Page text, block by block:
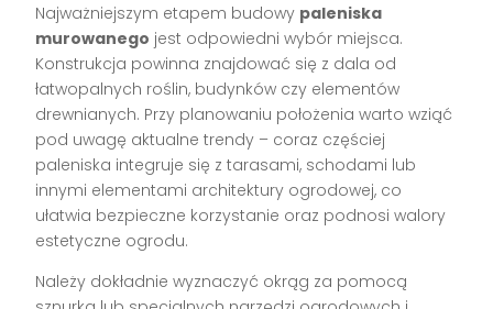
Najważniejszym etapem budowy paleniska
murowanego jest odpowiedni wybór miejsca.
Konstrukcja powinna znajdować się z dala od
łatwopalnych roślin, budynków czy elementów
drewnianych. Przy planowaniu położenia warto wziąć
pod uwagę aktualne trendy – coraz częściej
paleniska integruje się z tarasami, schodami lub
innymi elementami architektury ogrodowej, co
ułatwia bezpieczne korzystanie oraz podnosi walory
estetyczne ogrodu.
Należy dokładnie wyznaczyć okrąg za pomocą